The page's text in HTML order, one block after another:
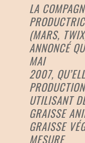
LA
(MARS,
ANNONCÉ
MAI
2007,
UTILISANT
GRAISSE
GRAISSE
MESURE